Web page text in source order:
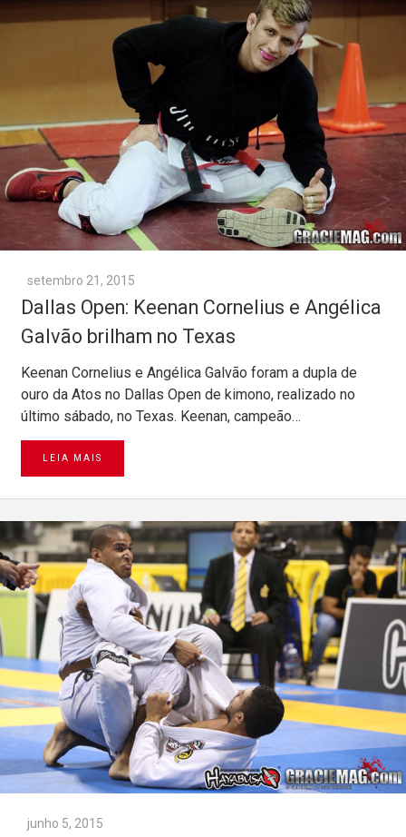
setembro 21, 2015
Dallas Open: Keenan Cornelius e Angélica
Galvão brilham no Texas
Keenan Cornelius e Angélica Galvão foram a dupla de
ouro da Atos no Dallas Open de kimono, realizado no
último sábado, no Texas. Keenan, campeão…
LEIA MAIS
junho 5, 2015